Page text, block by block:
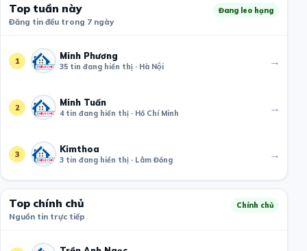
Top tuần này
Đăng tin đều trong 7 ngày
Đang leo hạng
1 Minh Phương
35 tin đang hiển thị · Hà Nội →
2 Minh Tuấn
4 tin đang hiển thị · Hồ Chí Minh →
3 Kimthoa
3 tin đang hiển thị · Lâm Đồng →
Top chính chủ
Nguồn tin trực tiếp
Chính chủ